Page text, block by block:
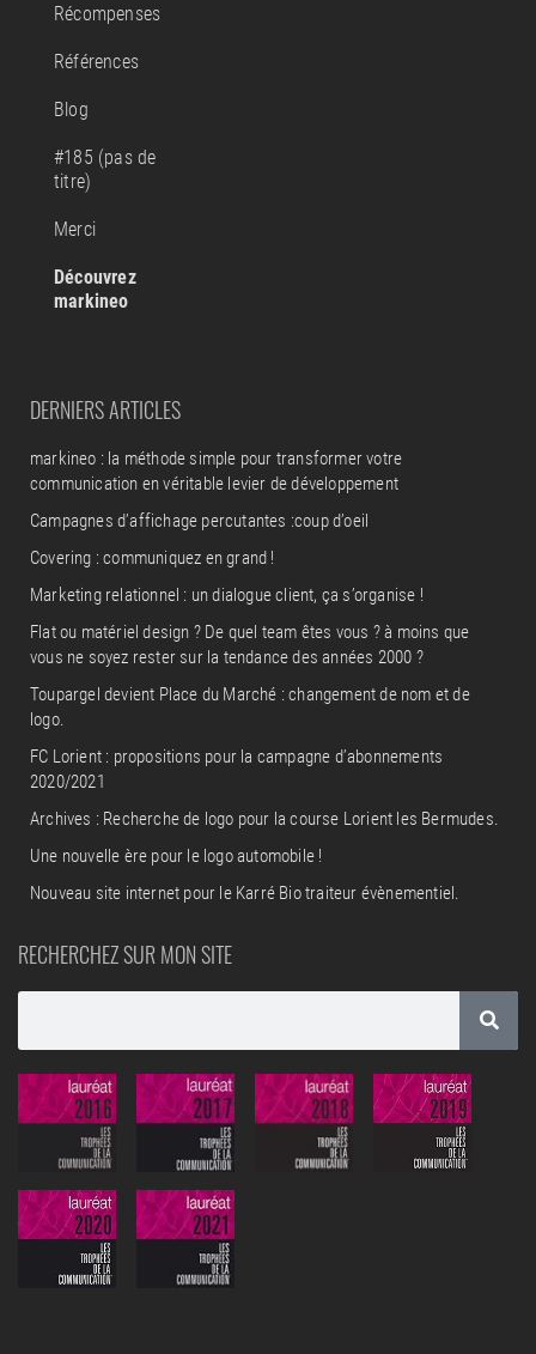
Récompenses
Références
Blog
#185 (pas de
titre)
Merci
Découvrez
markineo
DERNIERS ARTICLES
markineo : la méthode simple pour transformer votre
communication en véritable levier de développement
Campagnes d’affichage percutantes :coup d’oeil
Covering : communiquez en grand !
Marketing relationnel : un dialogue client, ça s’organise !
Flat ou matériel design ? De quel team êtes vous ? à moins que
vous ne soyez rester sur la tendance des années 2000 ?
Toupargel devient Place du Marché : changement de nom et de
logo.
FC Lorient : propositions pour la campagne d’abonnements
2020/2021
Archives : Recherche de logo pour la course Lorient les Bermudes.
Une nouvelle ère pour le logo automobile !
Nouveau site internet pour le Karré Bio traiteur évènementiel.
RECHERCHEZ SUR MON SITE